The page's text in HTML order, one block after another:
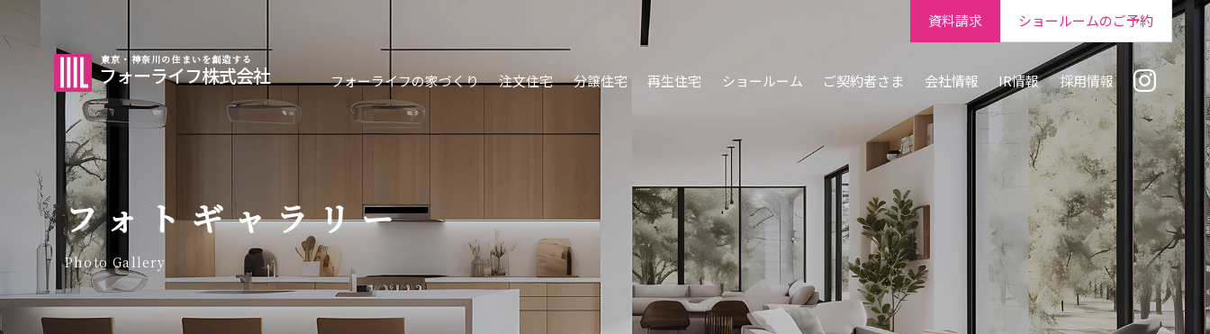
東京・神奈川の住まいを創造する
フォーライフ株式会社 フォーライフの家づくり 注文住宅 分譲住宅 再生住宅 ショールーム ご契約者さま 会社情報 IR情報 採用情報
資料請求 ショールームのご予約
フォトギャラリー
Photo Gallery